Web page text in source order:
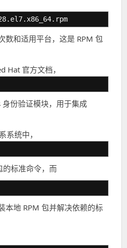
数和适用平台，这是 RPM 包
Hat 官方文档，
份验证模块，用于集成
系统中，
的标准命令，而
本地 RPM 包并解决依赖的标